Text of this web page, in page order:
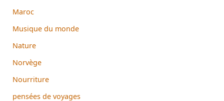
Maroc
Musique du monde
Nature
Norvège
Nourriture
pensées de voyages